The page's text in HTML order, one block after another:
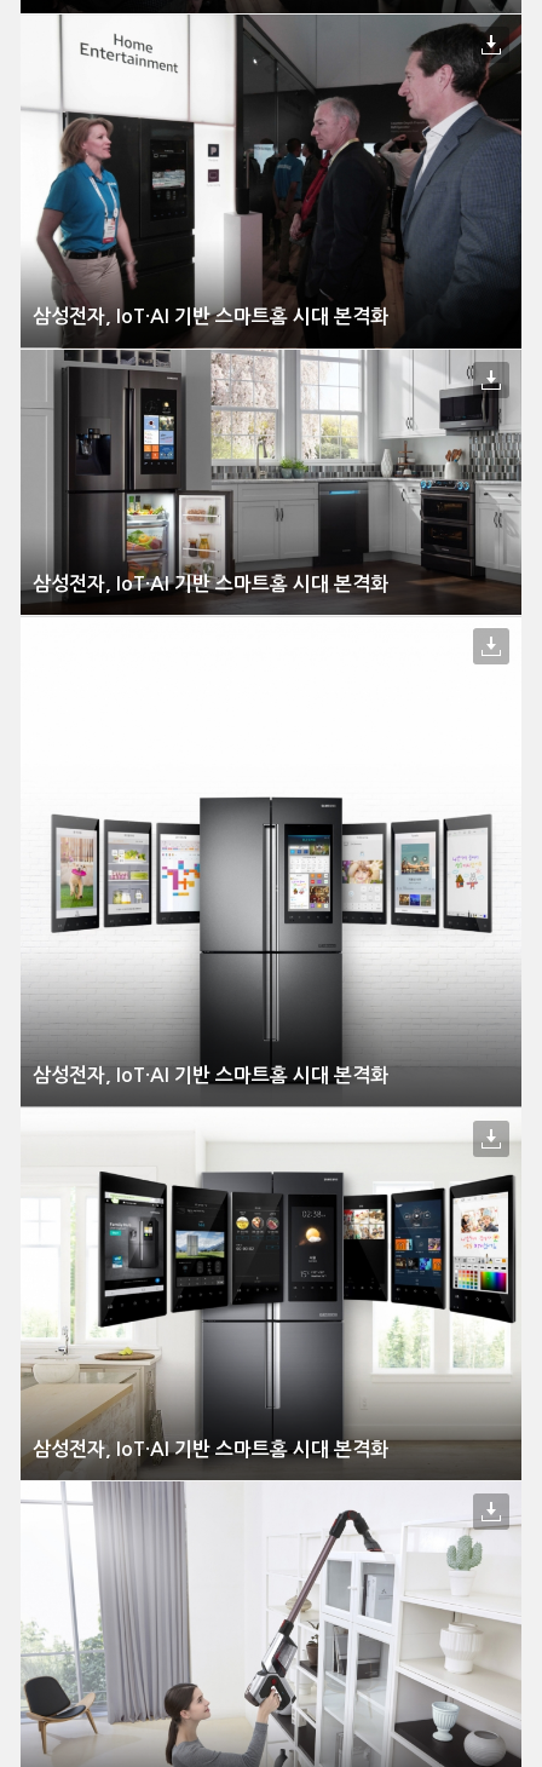
삼성전자, IoT·AI 기반 스마트홈 시대 본격화
삼성전자, IoT·AI 기반 스마트홈 시대 본격화
삼성전자, IoT·AI 기반 스마트홈 시대 본격화
삼성전자, IoT·AI 기반 스마트홈 시대 본격화